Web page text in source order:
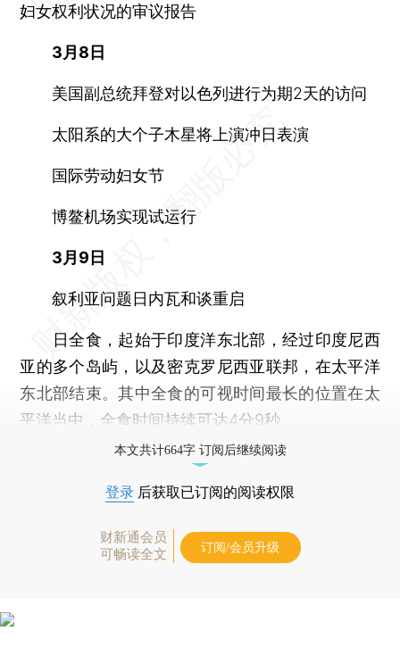
妇女权利状况的审议报告
3月8日
美国副总统拜登对以色列进行为期2天的访问
太阳系的大个子木星将上演冲日表演
国际劳动妇女节
博鳌机场实现试运行
3月9日
叙利亚问题日内瓦和谈重启
日全食，起始于印度洋东北部，经过印度尼西
亚的多个岛屿，以及密克罗尼西亚联邦，在太平洋
东北部结束。其中全食的可视时间最长的位置在太
平洋当中，全食时间持续可达4分9秒
本文共计664字 订阅后继续阅读
登录 后获取已订阅的阅读权限
财新通会员
可畅读全文
订阅/会员升级